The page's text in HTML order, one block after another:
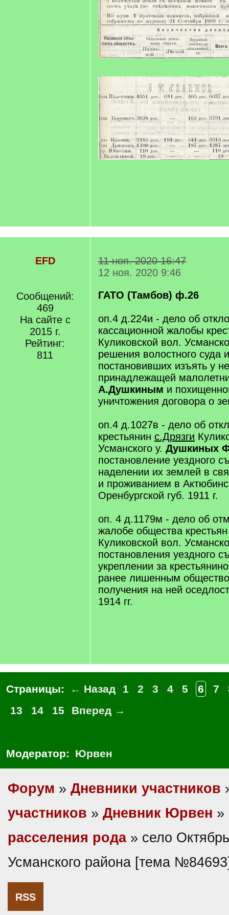
EFD
Сообщений:
469
На сайте с
2015 г.
Рейтинг:
811
11 ноя. 2020 16:47
12 ноя. 2020 9:46
ГАТО (Тамбов) ф.26
оп.4 д.224и - дело об
кассационной жалобы
Куликовской вол.
решения волостного суда
постановивших изъять у
принадлежащей
А.Душкиным и
уничтожения договора о
оп.4 д.1027в - дело об
крестьянин с.Дрязги
Усманского у. Душкиных
постановление уездного
наделении их землей в
и проживанием в
Оренбургской губ. 1911 г.
оп. 4 д.1179м - дело об
жалобе общества
Куликовской вол.
постановления уездного
укреплении за
ранее лишенным
получения на ней
1914 гг.
Страницы: ← Назад 1 2 3 4 5 6 7
13
14 15 Вперед →
Модератор: Юрвен
Форум » Дневники участников
участников » Дневник Юрвен »
расселения рода» село
Усманского района [тема
RSS